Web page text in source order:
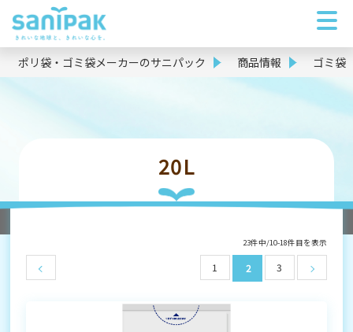
ポリ袋・ゴミ袋メーカーのサニパック 商品情報 ゴミ袋
20L
23件中/10-18件目を表示
1 2 3